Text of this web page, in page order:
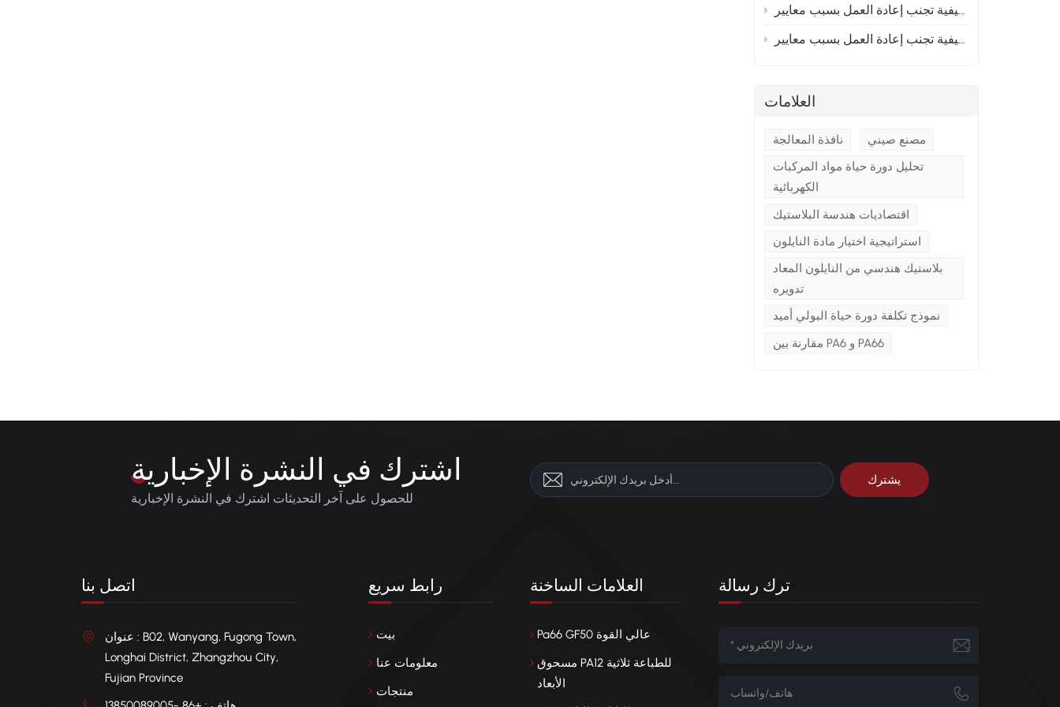
العلامات
نافذة المعالجة
مصنع صيني
تحليل دورة حياة مواد المركبات
الكهربائية
اقتصاديات هندسة البلاستيك
استراتيجية اختيار مادة النايلون
بلاستيك هندسي من النايلون المعاد
تدويره
نموذج تكلفة دورة حياة البولي أميد
مقارنة بين PA6 و PA66
اشترك في النشرة الإخبارية
للحصول على آخر التحديثات اشترك في النشرة الإخبارية
اتصل بنا
عنوان : B02, Wanyang, Fugong Town,
Longhai District, Zhangzhou City,
Fujian Province
رابط سريع
بيت
معلومات عنا
منتجات
العلامات الساخنة
Pa66 GF50 عالي القوة
مسحوق PA12 للطباعة ثلاثية
الأبعاد
ترك رسالة